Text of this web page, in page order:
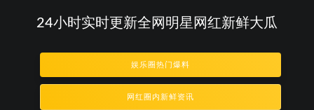
24小时实时更新全网明星网红新鲜大瓜
娱乐圈热门爆料
网红圈内新鲜资讯